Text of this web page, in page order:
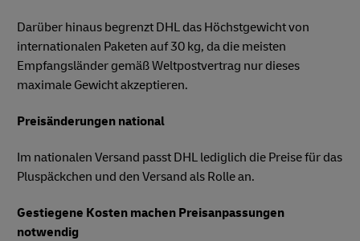
Darüber hinaus begrenzt DHL das Höchstgewicht von
internationalen Paketen auf 30 kg, da die meisten
Empfangsländer gemäß Weltpostvertrag nur dieses
maximale Gewicht akzeptieren.
Preisänderungen national
Im nationalen Versand passt DHL lediglich die Preise für das
Pluspäckchen und den Versand als Rolle an.
Gestiegene Kosten machen Preisanpassungen
notwendig